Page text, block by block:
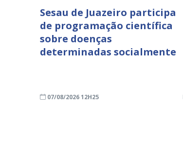
Sesau de Juazeiro participa
de programação científica
sobre doenças
determinadas socialmente
07/08/2026 12H25